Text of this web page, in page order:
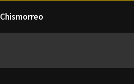
Chismorreo